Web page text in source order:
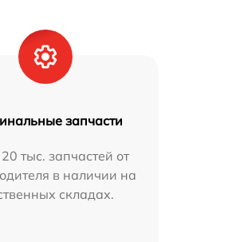
запчасти
тыс. запчастей от
в наличии на
складах.